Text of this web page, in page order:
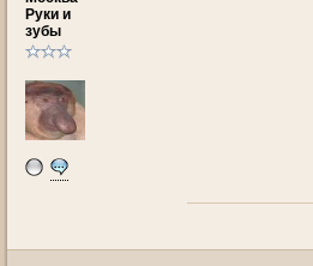
Руки и
зубы